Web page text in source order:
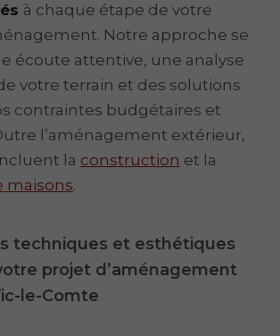
à chaque étape de votre
Notre approche se
écoute attentive, une analyse
votre terrain et des solutions
contraintes budgétaires et
l’aménagement extérieur,
la construction et la
maisons.
techniques et esthétiques
projet d’aménagement
le-Comte